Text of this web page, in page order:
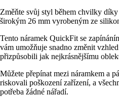
Změňte svůj styl během chvilky
širokým 26 mm vyrobeným ze
Tento náramek QuickFit se
vám umožňuje snadno změnit
přizpůsobili jak nejkrásnějšímu
Můžete přepínat mezi náramkem a
riskovali poškození zařízení, a
potřeba žádné nářadí.